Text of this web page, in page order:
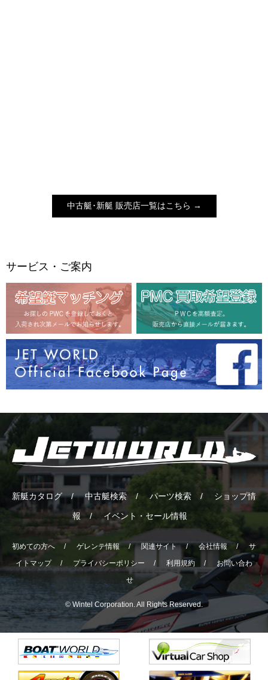
中古艇･新艇 販売店一覧はこちら →
サービス・ご案内
新艇カタログ 中古艇検索 パーツ検索 ショップ情
報 イベント・セール情報
初めての方へ ゲレンテ情報 関連サイト 会社情報
サ
イトマップ
プライバシーポリシー 利用規約
お問い合わ
せ
© Wintel Corporation. All Rights Reserved.